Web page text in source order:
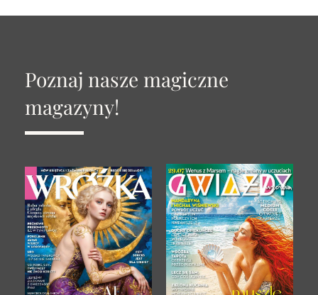
Poznaj nasze magiczne
magazyny!